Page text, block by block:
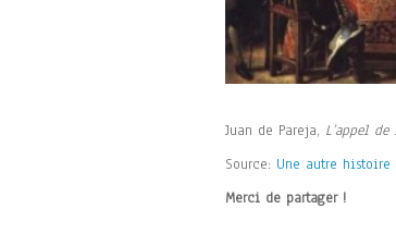
Juan de Pareja, L’appel
Source: Une autre histoire
Merci de partager !